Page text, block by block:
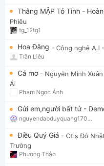
Thằng MẬP Tỏ Tình -
Phiêu
tg_12tg1
Hoa Đăng - Công nghệ A.I
Trần Liêu
Cá mơ - Nguyễn Minh Xuân
Ái
Phạm Ngọc Ánh
Gửi em,người bất tử -
nguyendaoduyquang17021
Điều Quý Giá - Otis Đỗ
Trường
Phương Thảo